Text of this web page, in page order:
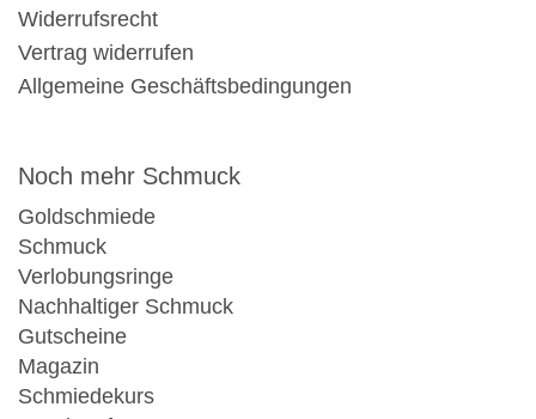
Widerrufsrecht
Vertrag widerrufen
Allgemeine Geschäftsbedingungen
Noch mehr Schmuck
Goldschmiede
Schmuck
Verlobungsringe
Nachhaltiger Schmuck
Gutscheine
Magazin
Schmiedekurs